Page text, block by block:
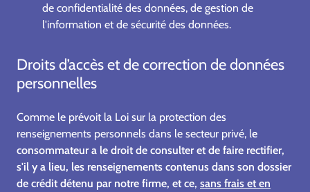
de confidentialité des données, de gestion de
l'information et de sécurité des données.
Droits d’accès et de correction de données
personnelles
Comme le prévoit la Loi sur la protection des
renseignements personnels dans le secteur privé, le
consommateur a le droit de consulter et de faire rectifier,
s'il y a lieu, les renseignements contenus dans son dossier
de crédit détenu par notre firme, et ce, sans frais et en